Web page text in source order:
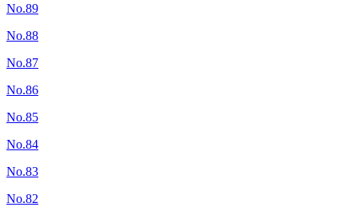
No.89
No.88
No.87
No.86
No.85
No.84
No.83
No.82